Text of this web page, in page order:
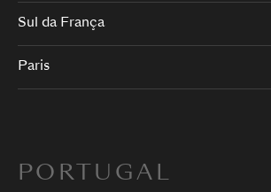
Sul da França
Paris
PORTUGAL